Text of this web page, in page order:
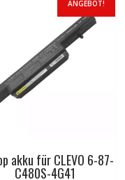
ANGEBOT!
akku für CLEVO 6-87-
C480S-4G41